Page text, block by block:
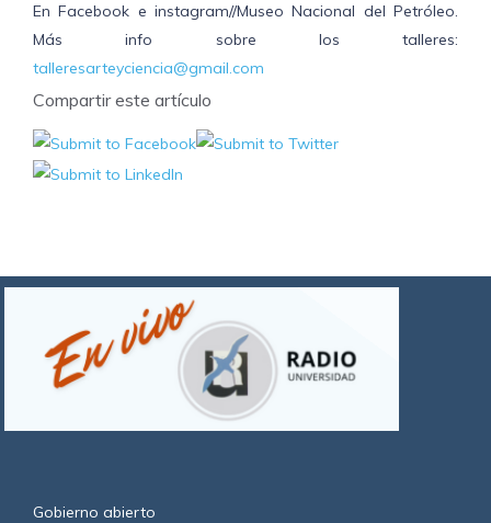
En Facebook e instagram//Museo Nacional del Petróleo.
Más info sobre los talleres:
talleresarteyciencia@gmail.com
Compartir este artículo
Gobierno abierto